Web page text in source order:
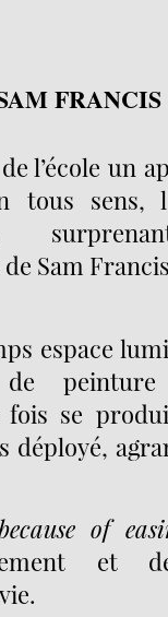
FRANCIS
l’école un
tous sens,
Sam
espace
peinture
fois se
of
et